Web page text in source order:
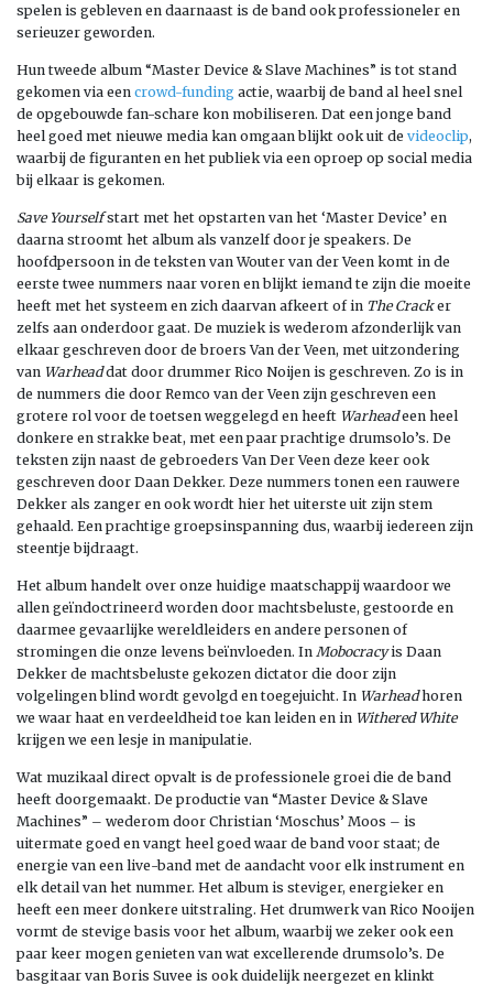
spelen is gebleven en daarnaast is de band ook professioneler en
serieuzer geworden.
Hun tweede album “Master Device & Slave Machines” is tot stand
gekomen via een crowd-funding actie, waarbij de band al heel snel
de opgebouwde fan-schare kon mobiliseren. Dat een jonge band
heel goed met nieuwe media kan omgaan blijkt ook uit de videoclip,
waarbij de figuranten en het publiek via een oproep op social media
bij elkaar is gekomen.
Save Yourselfstart met het opstarten van het ‘Master Device’ en
daarna stroomt het album als vanzelf door je speakers. De
hoofdpersoon in de teksten van Wouter van der Veen komt in de
eerste twee nummers naar voren en blijkt iemand te zijn die moeite
heeft met het systeem en zich daarvan afkeert of in The Cracker
zelfs aan onderdoor gaat. De muziek is wederom afzonderlijk van
elkaar geschreven door de broers Van der Veen, met uitzondering
van Warheaddat door drummer Rico Noijen is geschreven. Zo is in
de nummers die door Remco van der Veen zijn geschreven een
grotere rol voor de toetsen weggelegd en heeft Warheadeen heel
donkere en strakke beat, met een paar prachtige drumsolo’s. De
teksten zijn naast de gebroeders Van Der Veen deze keer ook
geschreven door Daan Dekker. Deze nummers tonen een rauwere
Dekker als zanger en ook wordt hier het uiterste uit zijn stem
gehaald. Een prachtige groepsinspanning dus, waarbij iedereen zijn
steentje bijdraagt.
Het album handelt over onze huidige maatschappij waardoor we
allen geïndoctrineerd worden door machtsbeluste, gestoorde en
daarmee gevaarlijke wereldleiders en andere personen of
stromingen die onze levens beïnvloeden. In Mobocracyis Daan
Dekker de machtsbeluste gekozen dictator die door zijn
volgelingen blind wordt gevolgd en toegejuicht. In Warheadhoren
we waar haat en verdeeldheid toe kan leiden en in Withered White
krijgen we een lesje in manipulatie.
Wat muzikaal direct opvalt is de professionele groei die de band
heeft doorgemaakt. De productie van “Master Device & Slave
Machines” – wederom door Christian ‘Moschus’ Moos – is
uitermate goed en vangt heel goed waar de band voor staat; de
energie van een live-band met de aandacht voor elk instrument en
elk detail van het nummer. Het album is steviger, energieker en
heeft een meer donkere uitstraling. Het drumwerk van Rico Nooijen
vormt de stevige basis voor het album, waarbij we zeker ook een
paar keer mogen genieten van wat excellerende drumsolo’s. De
basgitaar van Boris Suvee is ook duidelijk neergezet en klinkt